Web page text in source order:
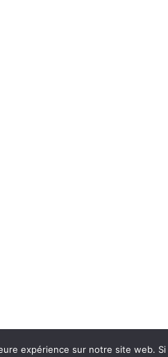
expérience sur notre site web.